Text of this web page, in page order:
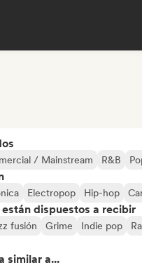
/ Mainstream R&B
Electropop Hip-hop
dispuestos a recibir
fusión Grime Indie pop
similar a...